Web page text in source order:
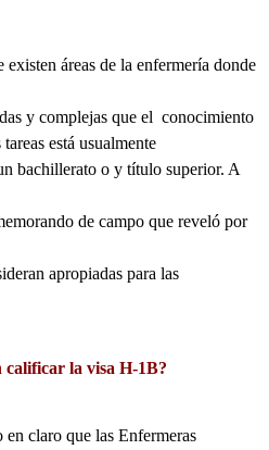
áreas de la enfermería donde
y complejas que el conocimiento
está usualmente
bachillerato o y título superior. A
de campo que reveló por
apropiadas para las
calificar la visa H-1B?
claro que las Enfermeras